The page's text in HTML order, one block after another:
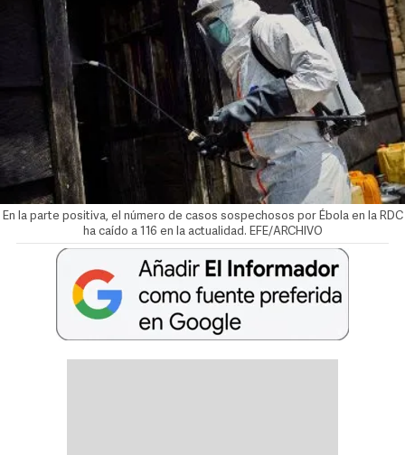
En la parte positiva, el número de casos sospechosos por Ébola en la RDC
ha caído a 116 en la actualidad. EFE/ARCHIVO